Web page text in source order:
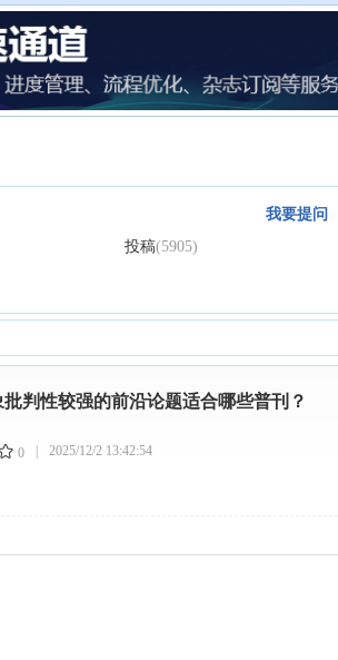
我要提问
投稿(5905)
判性较强的前沿论题适合哪些普刊？
0 2025/12/2 13:42:54